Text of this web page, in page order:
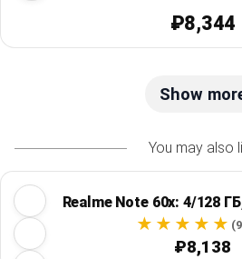
₽8,344
Show
You may also
Realme Note 60x: 4/128
₽8,138